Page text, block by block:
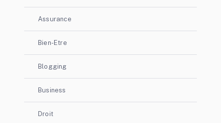
Assurance
Bien-Etre
Blogging
Business
Droit